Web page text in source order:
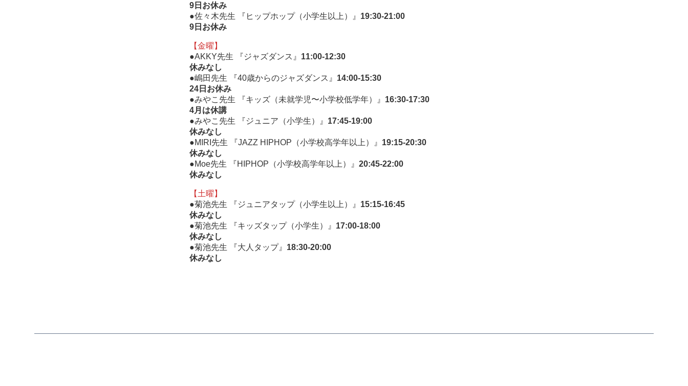
9日お休み
●佐々木先生 『ヒップホップ（小学生以上）』 19:30-21:00
9日お休み
【金曜】
●AKKY先生 『ジャズダンス』 11:00-12:30
休みなし
●嶋田先生 『40歳からのジャズダンス』 14:00-15:30
24日お休み
●みやこ先生 『キッズ（未就学児〜小学校低学年）』 16:30-17:30
4月は休講
●みやこ先生 『ジュニア（小学生）』 17:45-19:00
休みなし
●MIRI先生 『JAZZ HIPHOP（小学校高学年以上）』 19:15-20:30
休みなし
●Moe先生 『HIPHOP（小学校高学年以上）』 20:45-22:00
休みなし
【土曜】
●菊池先生 『ジュニアタップ（小学生以上）』 15:15-16:45
休みなし
●菊池先生 『キッズタップ（小学生）』 17:00-18:00
休みなし
●菊池先生 『大人タップ』 18:30-20:00
休みなし